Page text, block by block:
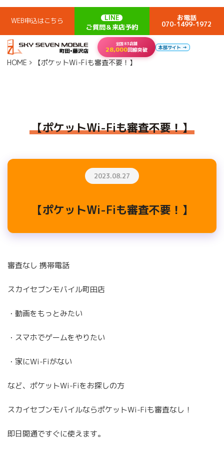
WEB申込はこちら
LINE
ご質問＆来店予約
お電話
070-1499-1972
全国83店舗
28,000回線突破 本部サイト →
HOME 【ポケットWi-Fiも審査不要！】
【ポケットWi-Fiも審査不要！】
2023.08.27
【ポケットWi-Fiも審査不要！】
審査なし 携帯電話
スカイセブンモバイル町田店
・動画をもっとみたい
・スマホでゲームをやりたい
・家にWi-Fiがない
など、ポケットWi-Fiをお探しの方
スカイセブンモバイルならポケットWi-Fiも審査なし！
即日開通ですぐに使えます。